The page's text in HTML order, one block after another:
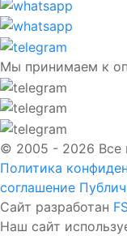
Мы принимаем к
© 2005 - 2026 Все
Политика
соглашение
Сайт разработан
Наш сайт